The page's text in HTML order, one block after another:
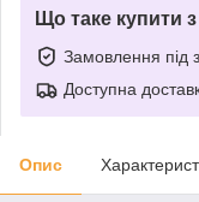
Що таке купити
Замовлення під
Доступна
Опис